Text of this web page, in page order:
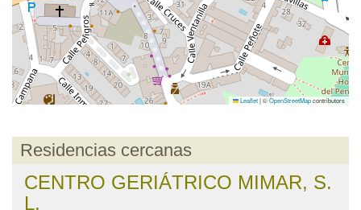
Leaflet|©OpenStreetMapcontributors
Residencias cercanas
CENTRO GERIÁTRICO MIMAR, S.
L.